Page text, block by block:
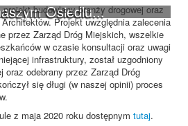
Osiedlu...
budowlany branży drogowej oraz
Projekt uwzględnia zalecenia
przez Zarząd Dróg Miejskich, wszelkie
w czasie konsultacji oraz uwagi
infrastruktury, został uzgodniony
oraz odebrany przez Zarząd Dróg
się długi (w naszej opinii) proces
z maja 2020 roku dostępnym tutaj.